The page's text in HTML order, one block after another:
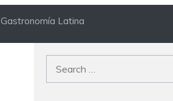
Gastronomía Latina
Search
for: